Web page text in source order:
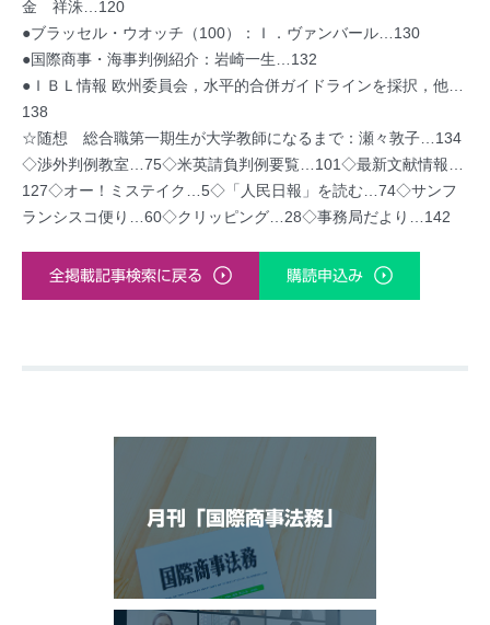
金 祥洙…120
●ブラッセル・ウオッチ（100）：Ｉ．ヴァンバール…130
●国際商事・海事判例紹介：岩崎一生…132
●ＩＢＬ情報 欧州委員会，水平的合併ガイドラインを採択，他…
138
☆随想 総合職第一期生が大学教師になるまで：瀬々敦子…134
◇渉外判例教室…75◇米英請負判例要覧…101◇最新文献情報…
127◇オー！ミステイク…5◇「人民日報」を読む…74◇サンフ
ランシスコ便り…60◇クリッピング…28◇事務局だより…142
全掲載記事検索に戻る 購読申込み
月刊「国際商事法務」